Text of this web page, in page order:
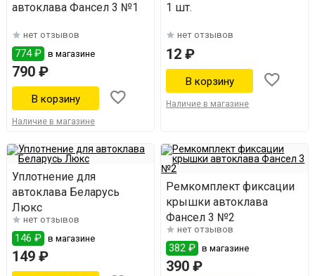
автоклава Фансел 3 №1
нет отзывов
774 ₽ в магазине
790 ₽
Наличие в магазине
1 шт.
нет отзывов
12 ₽
Наличие в магазине
Уплотнение для
автоклава Беларусь
Люкс
нет отзывов
146 ₽ в магазине
149 ₽
Ремкомплект фиксации
крышки автоклава
Фансел 3 №2
нет отзывов
382 ₽ в магазине
390 ₽